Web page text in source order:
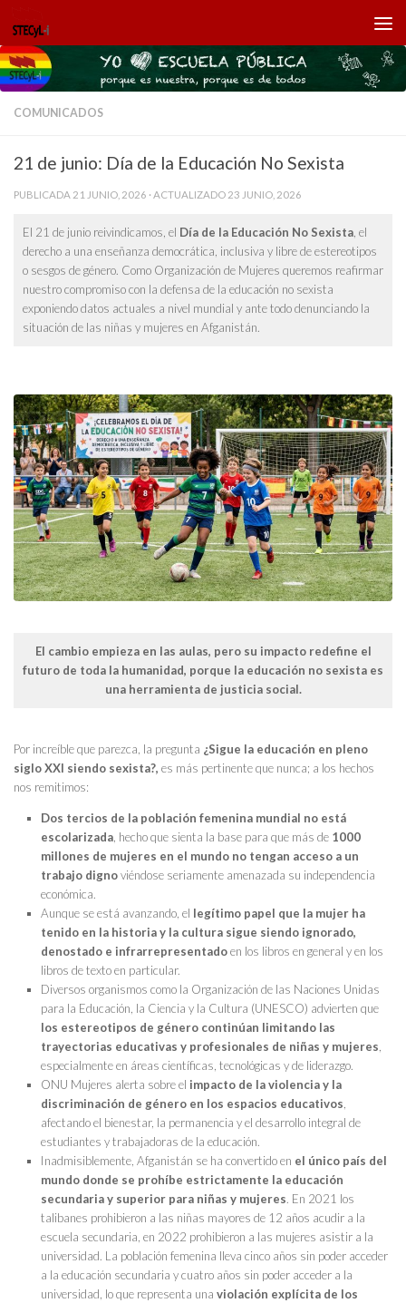
Saltar al contenido
COMUNICADOS
21 de junio: Día de la Educación No Sexista
PUBLICADA 21 JUNIO, 2026 · ACTUALIZADO 23 JUNIO, 2026
El 21 de junio reivindicamos, el Día de la Educación No Sexista , el
derecho a una enseñanza democrática, inclusiva y libre de estereotipos
o sesgos de género. Como Organización de Mujeres queremos reafirmar
nuestro compromiso con la defensa de la educación no sexista
exponiendo datos actuales a nivel mundial y ante todo denunciando la
situación de las niñas y mujeres en Afganistán.
El cambio empieza en las aulas, pero su impacto redefine el
futuro de toda la humanidad, porque la educación no sexista es
una herramienta de justicia social.
Por increíble que parezca, la pregunta ¿Sigue la educación en pleno
siglo XXI siendo sexista?, es más pertinente que nunca; a los hechos
nos remitimos:
Dos tercios de la población femenina mundial no está
escolarizada, hecho que sienta la base para que más de 1000
millones de mujeres en el mundo no tengan acceso a un
trabajo dignoviéndose seriamente amenazada su independencia
económica.
Aunque se está avanzando, el legítimo papel que la mujer ha
tenido en la historia y la cultura sigue siendo ignorado,
denostado e infrarrepresentadoen los libros en general y en los
libros de texto en particular.
Diversos organismos como la Organización de las Naciones Unidas
para la Educación, la Ciencia y la Cultura (UNESCO) advierten que
los estereotipos de género continúan limitando las
trayectorias educativas y profesionales de niñas y mujeres,
especialmente en áreas científicas, tecnológicas y de liderazgo.
ONU Mujeres alerta sobre el impacto de la violencia y la
discriminación de género en los espacios educativos,
afectando el bienestar, la permanencia y el desarrollo integral de
estudiantes y trabajadoras de la educación.
Inadmisiblemente, Afganistán se ha convertido en el único país del
mundo donde se prohíbe estrictamente la educación
secundaria y superior para niñas y mujeres. En 2021 los
talibanes prohibieron a las niñas mayores de 12 años acudir a la
escuela secundaria, en 2022 prohibieron a las mujeres asistir a la
universidad. La población femenina lleva cinco años sin poder acceder
a la educación secundaria y cuatro años sin poder acceder a la
universidad, lo que representa una violación explícita de los